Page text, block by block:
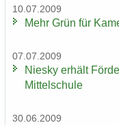
10.07.2009
Mehr Grün für
07.07.2009
Nies­ky er­hält
Mit­tel­schu­le
30.06.2009